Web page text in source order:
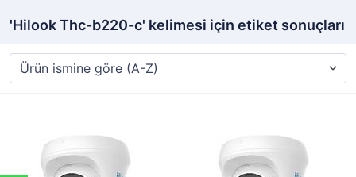
'Hilook Thc-b220-c' kelimesi için etiket sonuçları